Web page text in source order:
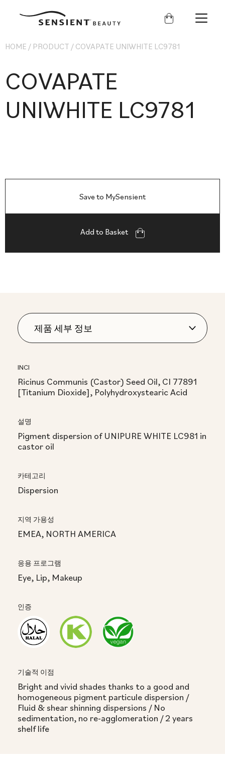
Sensient
HOME / PRODUCT / COVAPATE UNIWHITE LC9781
COVAPATE
UNIWHITE LC9781
Save to MySensient
Add to Basket
INCI
Ricinus Communis (Castor) Seed Oil, CI 77891
[Titanium Dioxide], Polyhydroxystearic Acid
설명
Pigment dispersion of UNIPURE WHITE LC981 in
castor oil
카테고리
Dispersion
지역 가용성
EMEA, NORTH AMERICA
응용 프로그램
Eye, Lip, Makeup
인증
기술적 이점
Bright and vivid shades thanks to a good and
homogeneous pigment particule dispersion /
Fluid & shear shinning dispersions / No
sedimentation, no re-agglomeration / 2 years
shelf life